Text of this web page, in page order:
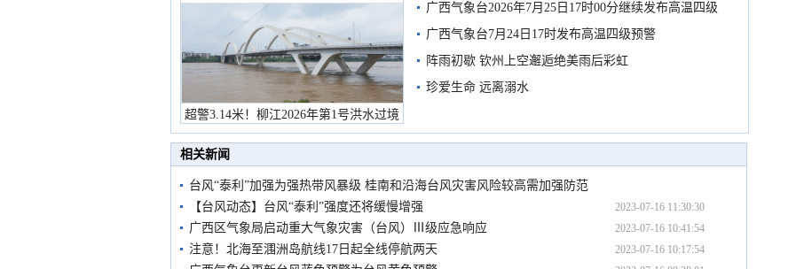
超警3.14米！柳江2026年第1号洪水过境
市民在堤岸见证汛况
广西气象台2026年7月25日17时00分继续发布高温四级
预警
广西气象台7月24日17时发布高温四级预警
阵雨初歇 钦州上空邂逅绝美雨后彩虹
珍爱生命 远离溺水
相关新闻
台风“泰利”加强为强热带风暴级 桂南和沿海台风灾害风险较高需加强防范
2023-07-16 11:30:30
【台风动态】台风“泰利”强度还将缓慢增强
2023-07-16 10:41:54
广西区气象局启动重大气象灾害（台风）Ⅲ级应急响应
2023-07-16 10:17:54
注意！北海至涠洲岛航线17日起全线停航两天